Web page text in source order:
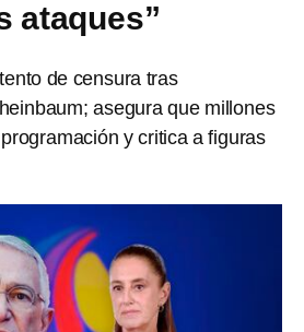
ataques”
de censura tras
asegura que millones
y critica a figuras